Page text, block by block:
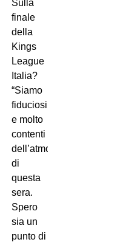
Sulla
finale
della
Kings
League
Italia?
“Siamo
fiduciosi
e molto
contenti
dell’atmosfera
di
questa
sera.
Spero
sia un
punto di